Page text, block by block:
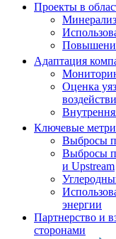
Проекты в
Адаптация
Оценка
Ключевые
Выбросы
Выбросы
и Upstream
энергии
Партнерство и
сторонами